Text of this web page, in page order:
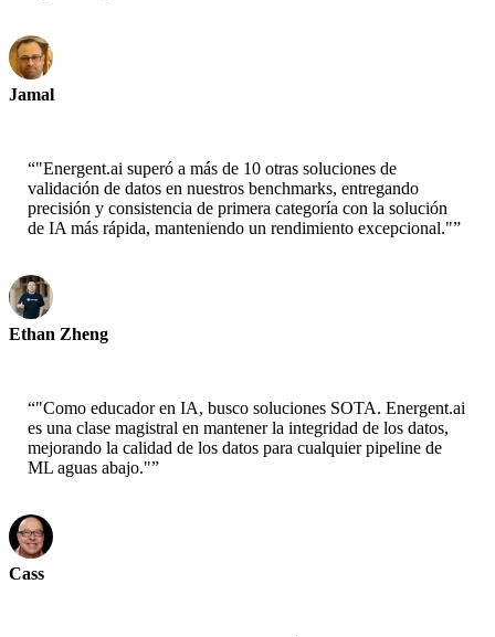
Jamal
“"Energent.ai superó a más de 10 otras soluciones de
validación de datos en nuestros benchmarks, entregando
precisión y consistencia de primera categoría con la solución
de IA más rápida, manteniendo un rendimiento excepcional."”
Ethan Zheng
“"Como educador en IA, busco soluciones SOTA. Energent.ai
es una clase magistral en mantener la integridad de los datos,
mejorando la calidad de los datos para cualquier pipeline de
ML aguas abajo."”
Cass